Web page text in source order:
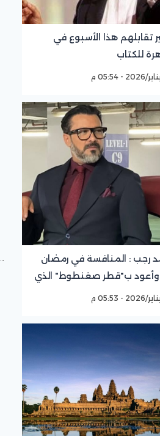
تقابلهم هذا الأسبوع في
للكتاب
رجب : المنافسة في رمضان
ب"قطر صغنطوط" الذي